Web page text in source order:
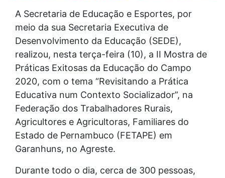
A Secretaria de Educação e Esportes, por
meio da sua Secretaria Executiva de
Desenvolvimento da Educação (SEDE),
realizou, nesta terça-feira (10), a II Mostra de
Práticas Exitosas da Educação do Campo
2020, com o tema “Revisitando a Prática
Educativa num Contexto Socializador”, na
Federação dos Trabalhadores Rurais,
Agricultores e Agricultoras, Familiares do
Estado de Pernambuco (FETAPE) em
Garanhuns, no Agreste.
Durante todo o dia, cerca de 300 pessoas,